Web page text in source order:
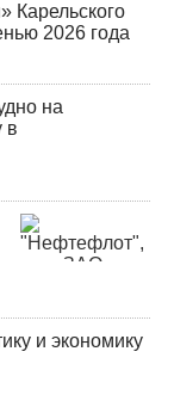
Карельского
2026 года
на
в
и экономику